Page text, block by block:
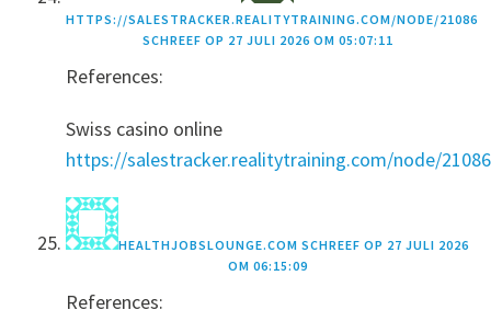
HTTPS://SALESTRACKER.REALITYTRAINING.COM/NODE/21086
SCHREEF OP 27 JULI 2026 OM 05:07:11
References:
Swiss casino online
https://salestracker.realitytraining.com/node/21086
HEALTHJOBSLOUNGE.COM SCHREEF OP 27 JULI 2026
OM 06:15:09
References: